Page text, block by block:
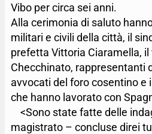
Vibo per circa sei anni.
Alla cerimonia di saluto
militari e civili della città, il
prefetta Vittoria Ciaramella, il
Checchinato, rappresentanti
avvocati del foro cosentino e
che hanno lavorato con
<Sono state fatte delle
magistrato – concluse direi